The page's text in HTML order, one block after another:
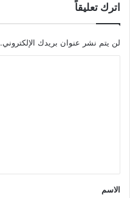
اترك تعليقاً
لن يتم نشر عنوان بريدك الإلكتروني.
الاسم